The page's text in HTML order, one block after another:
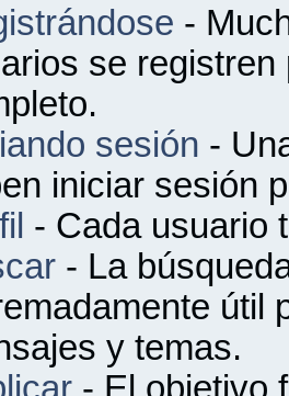
-
se
sesión -
iniciar sesión
- Cada usuario
- La
útil
y temas.
- El objetivo